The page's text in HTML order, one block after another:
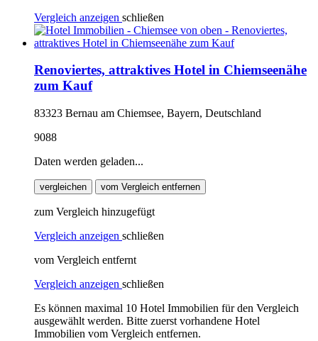
Vergleich anzeigen schließen
Renoviertes, attraktives Hotel in Chiemseenähe
zum Kauf
83323 Bernau am Chiemsee, Bayern, Deutschland
9088
Daten werden geladen...
vergleichen vom Vergleich entfernen
zum Vergleich hinzugefügt
Vergleich anzeigen schließen
vom Vergleich entfernt
Vergleich anzeigen schließen
Es können maximal 10 Hotel Immobilien für den Vergleich
ausgewählt werden. Bitte zuerst vorhandene Hotel
Immobilien vom Vergleich entfernen.